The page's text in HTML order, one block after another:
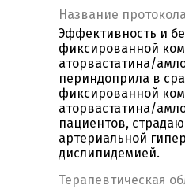
Название протокола
Эффективность и
фиксированной
аторвастатина/
периндоприла в
фиксированной
аторвастатина/
пациентов,
артериальной
дислипидемией.
Терапевтическая